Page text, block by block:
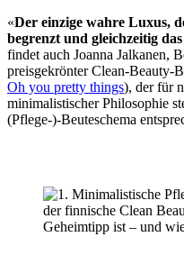
«Der einzige wahre Luxus,
begrenzt und gleichzeitig
findet auch Joanna Jalkanen,
preisgekrönter Clean-Beauty-
Oh you pretty things), der für
minimalistischer Philosophie
(Pflege-)-Beuteschema